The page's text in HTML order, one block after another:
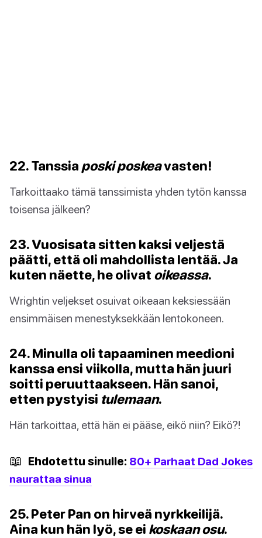
22. Tanssia poski poskeavasten!
Tarkoittaako tämä tanssimista yhden tytön kanssa
toisensa jälkeen?
23. Vuosisata sitten kaksi veljestä
päätti, että oli mahdollista lentää. Ja
kuten näette, he olivat oikeassa.
Wrightin veljekset osuivat oikeaan keksiessään
ensimmäisen menestyksekkään lentokoneen.
24. Minulla oli tapaaminen meedioni
kanssa ensi viikolla, mutta hän juuri
soitti peruuttaakseen. Hän sanoi,
etten pystyisi tulemaan.
Hän tarkoittaa, että hän ei pääse, eikö niin? Eikö?!
📖 Ehdotettu sinulle: 80+ Parhaat Dad Jokes
naurattaa sinua
25. Peter Pan on hirveä nyrkkeilijä.
Aina kun hän lyö, se ei koskaan osu.